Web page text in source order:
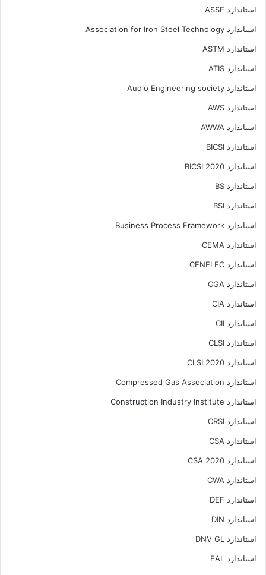
استاندارد ASSE
استاندارد Association for Iron Steel Technology
استاندارد ASTM
استاندارد ATIS
استاندارد Audio Engineering society
استاندارد AWS
استاندارد AWWA
استاندارد BICSI
استاندارد BICSI 2020
استاندارد BS
استاندارد BSI
استاندارد Business Process Framework
استاندارد CEMA
استاندارد CENELEC
استاندارد CGA
استاندارد CIA
استاندارد CII
استاندارد CLSI
استاندارد CLSI 2020
استاندارد Compressed Gas Association
استاندارد Construction Industry Institute
استاندارد CRSI
استاندارد CSA
استاندارد CSA 2020
استاندارد CWA
استاندارد DEF
استاندارد DIN
استاندارد DNV GL
استاندارد EAL